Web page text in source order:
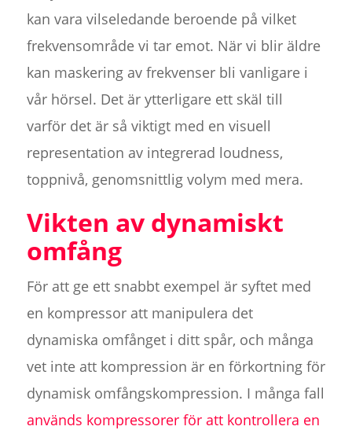
kan vara vilseledande beroende på vilket
frekvensområde vi tar emot. När vi blir äldre
kan maskering av frekvenser bli vanligare i
vår hörsel. Det är ytterligare ett skäl till
varför det är så viktigt med en visuell
representation av integrerad loudness,
toppnivå, genomsnittlig volym med mera.
Vikten av dynamiskt
omfång
För att ge ett snabbt exempel är syftet med
en kompressor att manipulera det
dynamiska omfånget i ditt spår, och många
vet inte att kompression är en förkortning för
dynamisk omfångskompression. I många fall
används kompressorer för att kontrollera en